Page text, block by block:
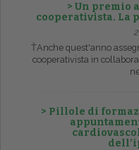
> Un premio
cooperativista. La
ŤAnche quest'anno
cooperativista in
> Pillole di